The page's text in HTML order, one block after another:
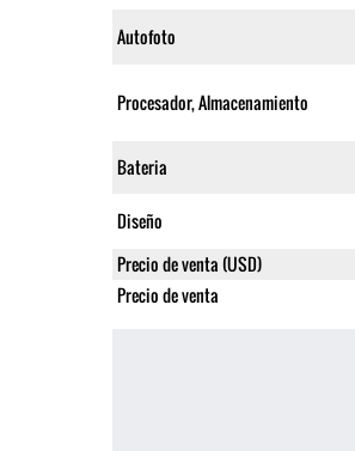
Autofoto
Procesador, Almacenamiento
Bateria
Diseño
Precio de venta (USD)
Precio de venta